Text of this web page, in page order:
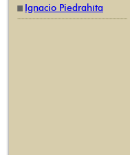
Ignacio Piedrahíta